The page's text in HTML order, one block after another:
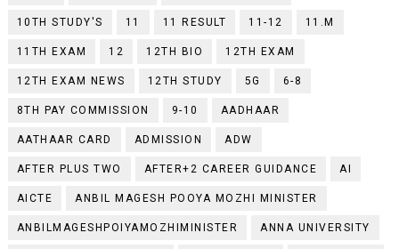
10TH STUDY'S 11 11 RESULT 11-12 11.M
11TH EXAM 12 12TH BIO 12TH EXAM
12TH EXAM NEWS 12TH STUDY 5G 6-8
8TH PAY COMMISSION 9-10 AADHAAR
AATHAAR CARD ADMISSION ADW
AFTER PLUS TWO AFTER+2 CAREER GUIDANCE AI
AICTE ANBIL MAGESH POOYA MOZHI MINISTER
ANBILMAGESHPOIYAMOZHIMINISTER ANNA UNIVERSITY